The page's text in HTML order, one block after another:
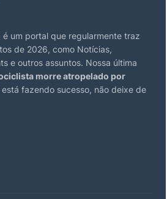
é um portal que regularmente traz
de 2026, como Notícias,
e outros assuntos. Nossa última
morre atropelado por
está fazendo sucesso, não deixe de